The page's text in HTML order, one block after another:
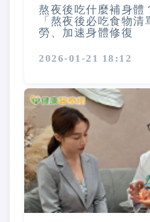
熬夜後吃什麼補身體
「熬夜後必吃食物清
勞、加速身體修復
2026-01-21 18:12